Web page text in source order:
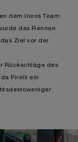
dem Ineos Team
das Rennen
Ziel vor der
Rückschläge des
Pirelli ein